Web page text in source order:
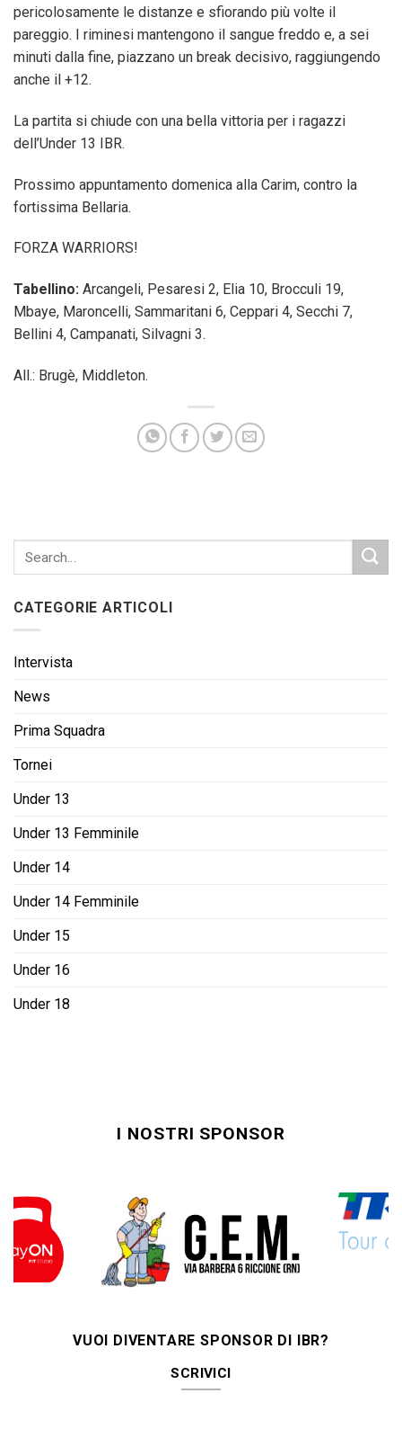
pericolosamente le distanze e sfiorando più volte il
pareggio. I riminesi mantengono il sangue freddo e, a sei
minuti dalla fine, piazzano un break decisivo, raggiungendo
anche il +12.
La partita si chiude con una bella vittoria per i ragazzi
dell’Under 13 IBR.
Prossimo appuntamento domenica alla Carim, contro la
fortissima Bellaria.
FORZA WARRIORS!
Tabellino: Arcangeli, Pesaresi 2, Elia 10, Brocculi 19,
Mbaye, Maroncelli, Sammaritani 6, Ceppari 4, Secchi 7,
Bellini 4, Campanati, Silvagni 3.
All.: Brugè, Middleton.
CATEGORIE ARTICOLI
Intervista
News
Prima Squadra
Tornei
Under 13
Under 13 Femminile
Under 14
Under 14 Femminile
Under 15
Under 16
Under 18
I NOSTRI SPONSOR
VUOI DIVENTARE SPONSOR DI IBR?
SCRIVICI